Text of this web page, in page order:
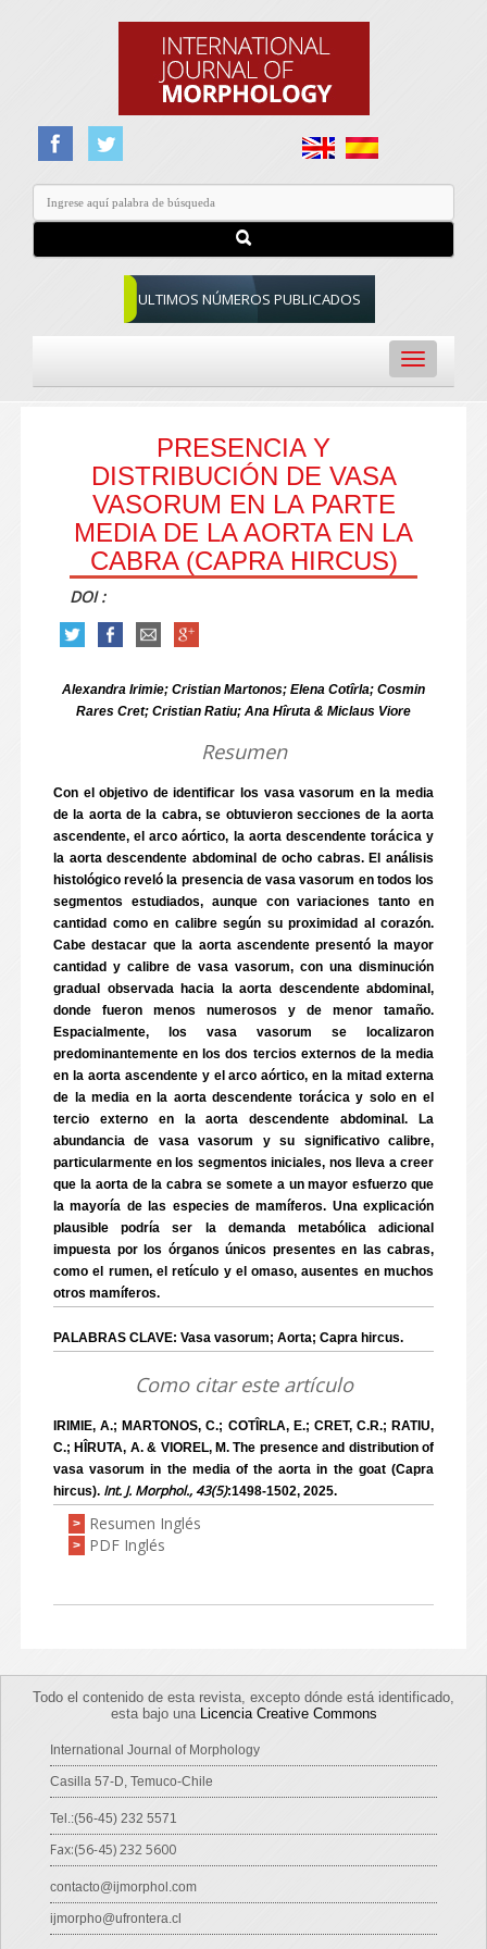
ULTIMOS NÚMEROS PUBLICADOS
Toggle
navigation
PRESENCIA Y
DISTRIBUCIÓN DE VASA
VASORUM EN LA PARTE
MEDIA DE LA AORTA EN LA
CABRA (CAPRA HIRCUS)
DOI :
Alexandra Irimie; Cristian Martonos; Elena Cotîrla; Cosmin
Rares Cret; Cristian Ratiu; Ana Hîruta & Miclaus Viore
Resumen
Con el objetivo de identificar los vasa vasorum en la media
de la aorta de la cabra, se obtuvieron secciones de la aorta
ascendente, el arco aórtico, la aorta descendente torácica y
la aorta descendente abdominal de ocho cabras. El análisis
histológico reveló la presencia de vasa vasorum en todos los
segmentos estudiados, aunque con variaciones tanto en
cantidad como en calibre según su proximidad al corazón.
Cabe destacar que la aorta ascendente presentó la mayor
cantidad y calibre de vasa vasorum, con una disminución
gradual observada hacia la aorta descendente abdominal,
donde fueron menos numerosos y de menor tamaño.
Espacialmente, los vasa vasorum se localizaron
predominantemente en los dos tercios externos de la media
en la aorta ascendente y el arco aórtico, en la mitad externa
de la media en la aorta descendente torácica y solo en el
tercio externo en la aorta descendente abdominal. La
abundancia de vasa vasorum y su significativo calibre,
particularmente en los segmentos iniciales, nos lleva a creer
que la aorta de la cabra se somete a un mayor esfuerzo que
la mayoría de las especies de mamíferos. Una explicación
plausible podría ser la demanda metabólica adicional
impuesta por los órganos únicos presentes en las cabras,
como el rumen, el retículo y el omaso, ausentes en muchos
otros mamíferos.
PALABRAS CLAVE: Vasa vasorum; Aorta; Capra hircus.
Como citar este artículo
IRIMIE, A.; MARTONOS, C.; COTÎRLA, E.; CRET, C.R.; RATIU,
C.; HÎRUTA, A. & VIOREL, M. The presence and distribution of
vasa vasorum in the media of the aorta in the goat (Capra
hircus). Int. J. Morphol., 43(5):1498-1502, 2025.
> Resumen Inglés
> PDF Inglés
Todo el contenido de esta revista, excepto dónde está identificado,
esta bajo una Licencia Creative Commons
International Journal of Morphology
Casilla 57-D, Temuco-Chile
Tel.:(56-45) 232 5571
Fax:(56-45) 232 5600
contacto@ijmorphol.com
ijmorpho@ufrontera.cl